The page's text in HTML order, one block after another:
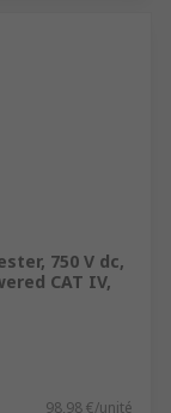
750 V dc,
CAT IV,
98,98 €/unité